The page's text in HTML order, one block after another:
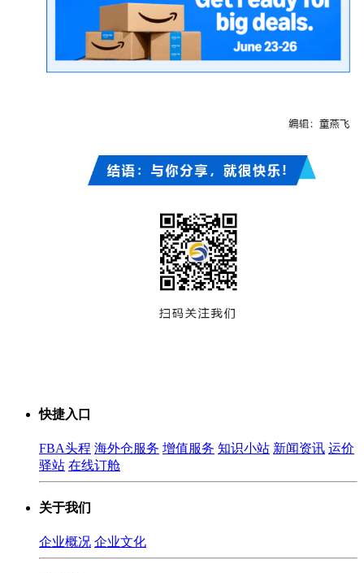
快捷入口
FBA头程 海外仓服务 增值服务 知识小站 新闻资讯 运价
驿站 在线订舱
关于我们
企业概况 企业文化